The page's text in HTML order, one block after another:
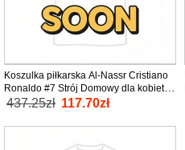
Koszulka piłkarska Al-Nassr Cristiano
Ronaldo #7 Strój Domowy dla kobiety
2025-26 tanio Krótki Rękaw
437.25zł 117.70zł